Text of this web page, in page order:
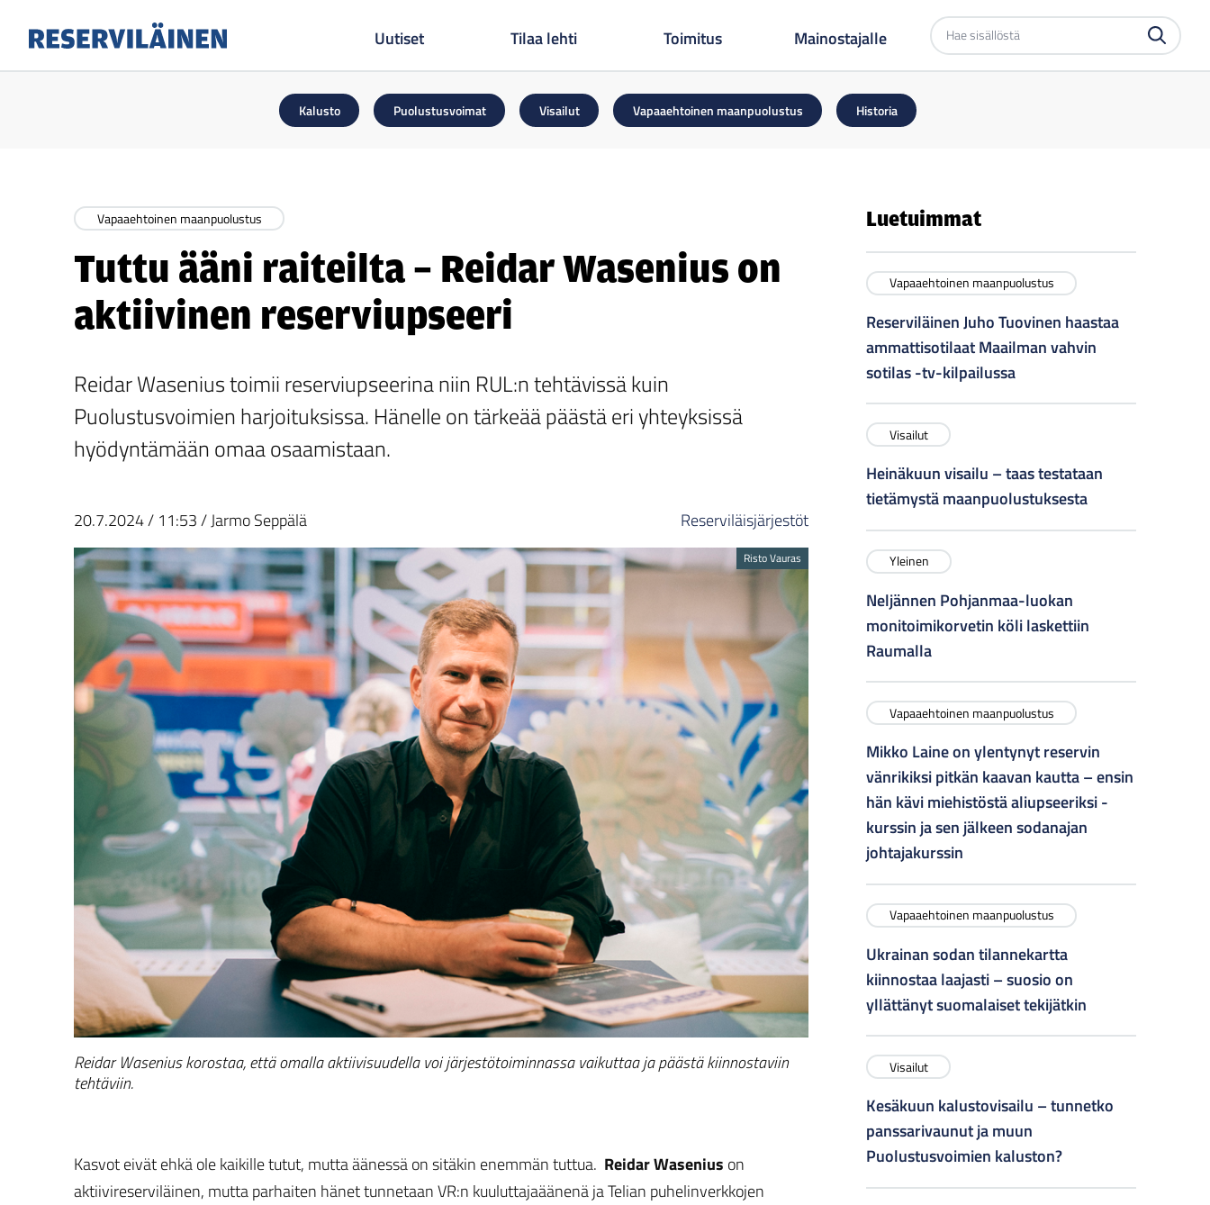
Uutiset Tilaa lehti Toimitus Mainostajalle
Etsi
sivustolta
Kalusto Puolustusvoimat Visailut Vapaaehtoinen maanpuolustus Historia
Vapaaehtoinen maanpuolustus
Tuttu ääni raiteilta – Reidar Wasenius on
aktiivinen reserviupseeri
Reidar Wasenius toimii reserviupseerina niin RUL:n tehtävissä kuin
Puolustusvoimien harjoituksissa. Hänelle on tärkeää päästä eri yhteyksissä
hyödyntämään omaa osaamistaan.
20.7.2024/ 11:53/Jarmo Seppälä Reserviläisjärjestöt
Risto Vauras
Reidar Wasenius korostaa, että omalla aktiivisuudella voi järjestötoiminnassa vaikuttaa ja päästä kiinnostaviin
tehtäviin.
Kasvot eivät ehkä ole kaikille tutut, mutta äänessä on sitäkin enemmän tuttua. Reidar Wasenius on
aktiivireserviläinen, mutta parhaiten hänet tunnetaan VR:n kuuluttajaäänenä ja Telian puhelinverkkojen
Luetuimmat
Vapaaehtoinen maanpuolustus
Reserviläinen Juho Tuovinen haastaa
ammattisotilaat Maailman vahvin
sotilas -tv-kilpailussa
Visailut
Heinäkuun visailu – taas testataan
tietämystä maanpuolustuksesta
Yleinen
Neljännen Pohjanmaa-luokan
monitoimikorvetin köli laskettiin
Raumalla
Vapaaehtoinen maanpuolustus
Mikko Laine on ylentynyt reservin
vänrikiksi pitkän kaavan kautta – ensin
hän kävi miehistöstä aliupseeriksi -
kurssin ja sen jälkeen sodanajan
johtajakurssin
Vapaaehtoinen maanpuolustus
Ukrainan sodan tilannekartta
kiinnostaa laajasti – suosio on
yllättänyt suomalaiset tekijätkin
Visailut
Kesäkuun kalustovisailu – tunnetko
panssarivaunut ja muun
Puolustusvoimien kaluston?